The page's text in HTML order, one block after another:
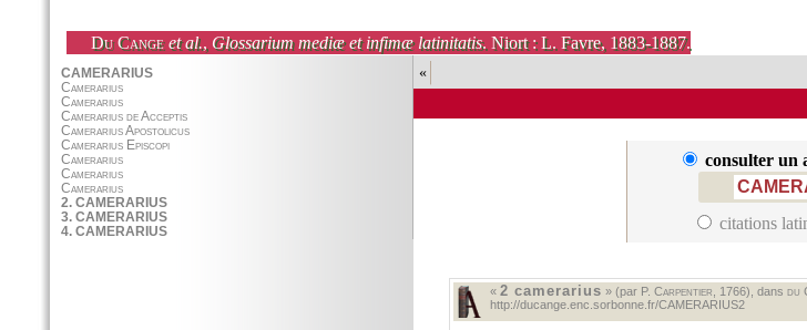
Du Cange et al., Glossarium mediæ et infimæ latinitatis. Niort : L. Favre, 1883-1887.
«
consulter un
citations
« 2 camerarius » (par P. Carpentier , 1766), dans du
http://ducange.enc.sorbonne.fr/CAMERARIUS2